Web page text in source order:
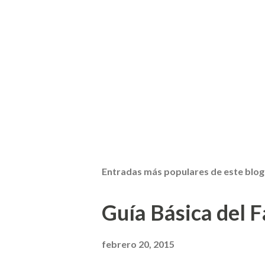
Entradas más populares de este blog
Guía Básica del
febrero 20, 2015